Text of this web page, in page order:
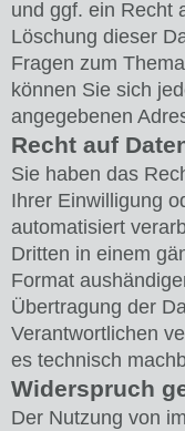
und ggf. ein Recht
Löschung dieser
Fragen zum
können Sie sich
angegebenen
Recht auf
Sie haben das
Ihrer Einwilligung
automatisiert
Dritten in einem
Format
Übertragung der
Verantwortlichen
es technisch
Widerspruch
Der Nutzung von